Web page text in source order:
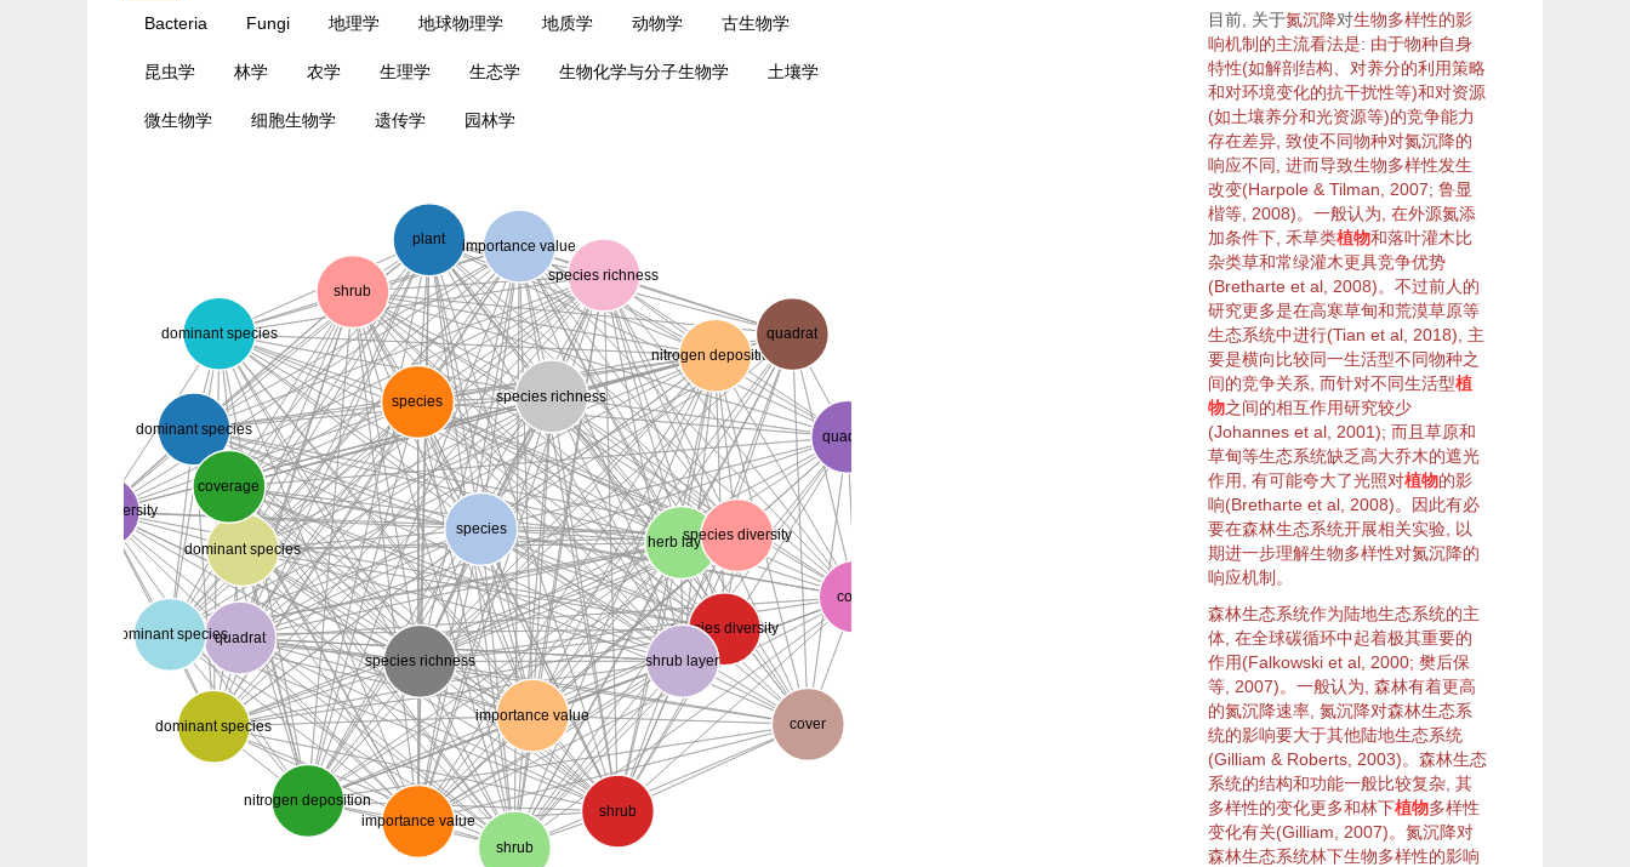
Bacteria Fungi 地理学 地球物理学 地质学 动物学 古生物学
昆虫学 林学 农学 生理学 生态学 生物化学与分子生物学 土壤学
微生物学 细胞生物学 遗传学 园林学
plant
species
species
nitrogen deposition
nitrogen deposition
shrub
shrub
shrub
quadrat
quadrat
quadrat
cover
cover
species richness
species richness
species richness
dominant species
dominant species
dominant species
dominant species
dominant species
importance value
importance value
importance value
coverage
herb layer
species diversity
species diversity
species diversity
shrub layer
目前, 关于氮沉降对生物多样性的影
响机制的主流看法是: 由于物种自身
特性(如解剖结构、对养分的利用策略
和对环境变化的抗干扰性等)和对资源
(如土壤养分和光资源等)的竞争能力
存在差异, 致使不同物种对氮沉降的
响应不同, 进而导致生物多样性发生
改变(Harpole & Tilman, 2007; 鲁显
楷等, 2008)。一般认为, 在外源氮添
加条件下, 禾草类植物和落叶灌木比
杂类草和常绿灌木更具竞争优势
(Bretharte et al, 2008)。不过前人的
研究更多是在高寒草甸和荒漠草原等
生态系统中进行(Tian et al, 2018), 主
要是横向比较同一生活型不同物种之
间的竞争关系, 而针对不同生活型植
物之间的相互作用研究较少
(Johannes et al, 2001); 而且 草原和
草甸等生态系统缺乏高大乔木的遮光
作用, 有可能夸大了光照对植物的影
响(Bretharte et al, 2008)。因此有必
要在森林生态系统开展相关实验, 以
期进一步理解生物多样性对氮沉降的
响应机制。
森林生态系统作为陆地生态系统的主
体, 在全球碳循环中起着极其重要的
作用(Falkowski et al, 2000; 樊后保
等, 2007)。一般认为, 森林有着更高
的氮沉降速率, 氮沉降对森林生态系
统的影响要大于其他陆地生态系统
(Gilliam & Roberts, 2003)。 森林生态
系统的结构和功能一般比较复杂, 其
多样性的变化更多和林下植物多样性
变化有关(Gilliam, 2007)。 氮沉降对
森林生态系统林下生物多样性的影响